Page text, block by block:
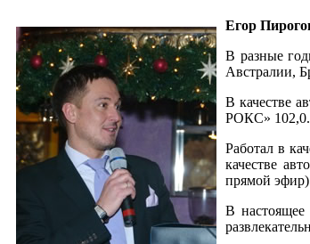
Егор
В разные
Австралии,
В качестве
РОКС» 102,0.
Работал в
качестве
прямой
В